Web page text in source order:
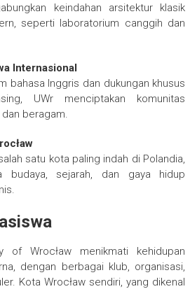
keindahan arsitektur klasik
seperti laboratorium canggih dan
Internasional
bahasa Inggris dan dukungan khusus
UWr menciptakan komunitas
beragam.
satu kota paling indah di Polandia,
budaya, sejarah, dan gaya hidup
of Wrocław menikmati kehidupan
dengan berbagai klub, organisasi,
Kota Wrocław sendiri, yang dikenal